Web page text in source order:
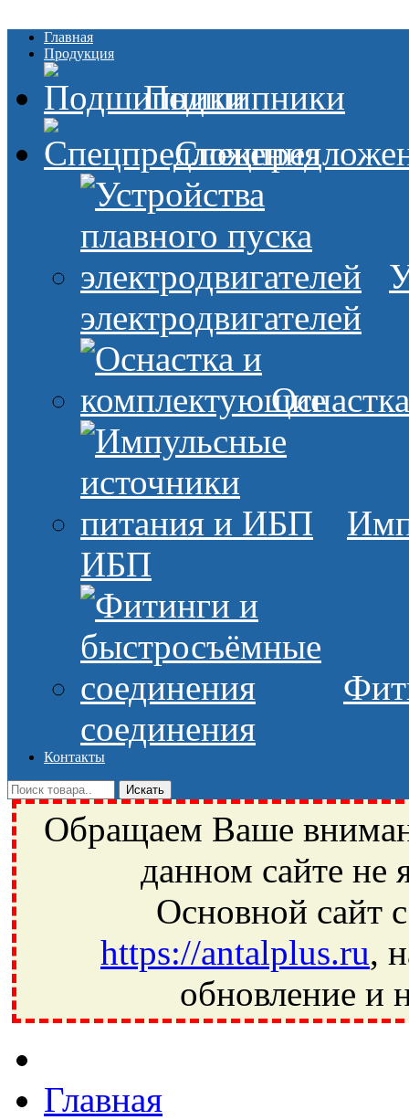
Главная
Продукция
Подшипники
электродвигателей
ИБП
соединения
Контакты
Обращаем Ваше
данном сайте не
Основной сайт
https://antalplus.ru,
обновление и
Ивантеевка, подшипники, пневматика, метизы, техника,
Главная